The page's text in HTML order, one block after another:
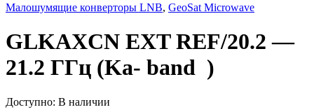
Малошумящие конверторы LNB, GeoSat Microwave
GLKAXCN EXT REF/20.2 —
21.2 ГГц (Ka- band )
Доступно: В наличии